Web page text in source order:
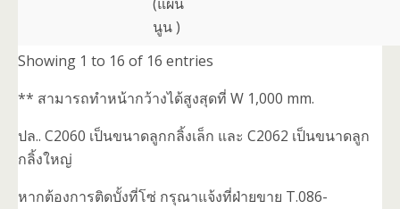
นูน )
Showing 1 to 16 of 16 entries
** สามารถทำหน้ากว้างได้สูงสุดที่ W 1,000 mm.
ปล.. C2060 เป็นขนาดลูกกลิ้งเล็ก และ C2062 เป็นขนาดลูก
กลิ้งใหญ่
หากต้องการติดบั้งที่โซ่ กรุณาแจ้งที่ฝ่ายขาย T.086-